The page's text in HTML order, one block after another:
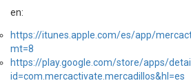
en:
https://itunes.apple.com/es/app/
mt=8
https://play.google.com/store/apps/
id=com.mercactivate.mercadillos&hl=es